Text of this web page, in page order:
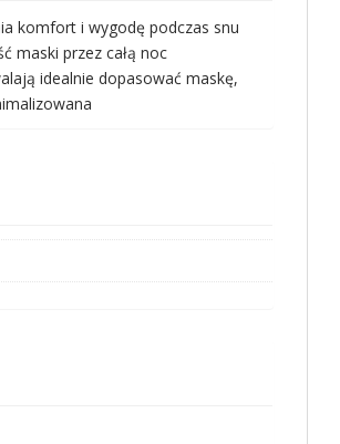
komfort i wygodę podczas snu
maski przez całą noc
idealnie dopasować maskę,